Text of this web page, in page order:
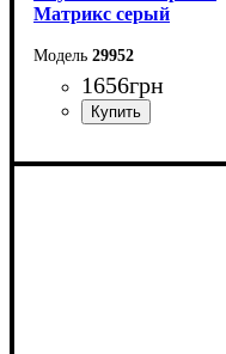
Матрикс серый
29952
1656грн